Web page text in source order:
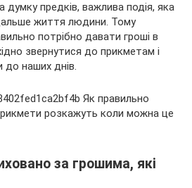
думку предків, важлива подія, яка
життя людини. Тому
потрібно давати гроші в
звернутися до прикметам і
наших днів.
за грошима, які